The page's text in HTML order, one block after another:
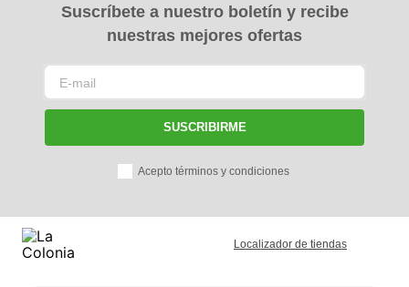
Suscríbete a nuestro boletín y recibe
nuestras mejores ofertas
SUSCRIBIRME
Acepto términos y condiciones
Localizador de tiendas